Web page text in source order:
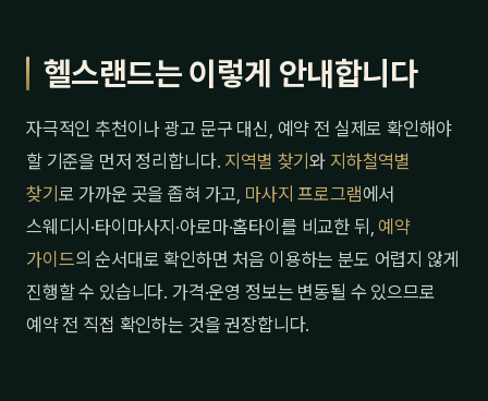
헬스랜드는 이렇게 안내합니다
자극적인 추천이나 광고 문구 대신, 예약 전 실제로 확인해야
할 기준을 먼저 정리합니다. 지역별 찾기와 지하철역별
찾기 로 가까운 곳을 좁혀 가고, 마사지 프로그램에서
스웨디시·타이마사지·아로마·홈타이를 비교한 뒤, 예약
가이드의 순서대로 확인하면 처음 이용하는 분도 어렵지 않게
진행할 수 있습니다. 가격·운영 정보는 변동될 수 있으므로
예약 전 직접 확인하는 것을 권장합니다.